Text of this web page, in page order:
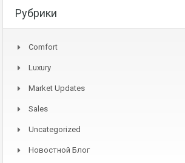
Рубрики
Comfort
Luxury
Market Updates
Sales
Uncategorized
Новостной Блог